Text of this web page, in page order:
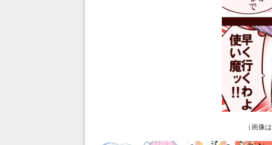
（画像は